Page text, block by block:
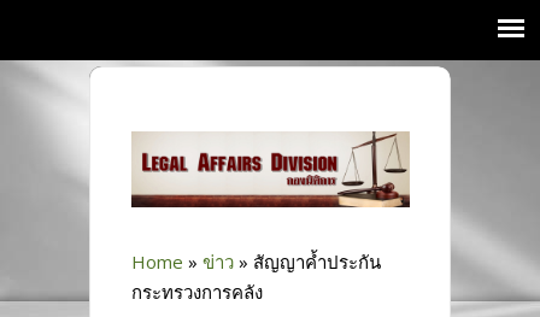
Home » ข่าว » สัญญาค้ำประกัน
กระทรวงการคลัง